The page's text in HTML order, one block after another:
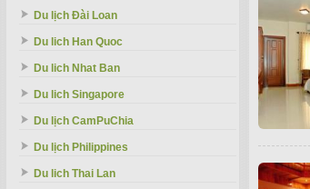
Du lịch Đài Loan
Du lich Han Quoc
Du lich Nhat Ban
Du lich Singapore
Du lịch CamPuChia
Du lịch Philippines
Du lich Thai Lan